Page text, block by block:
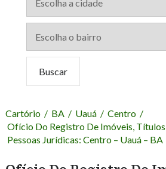
Cartório / BA / Uauá / Centro /
Ofício Do Registro De Imóveis, Títulos
Pessoas Jurídicas: Centro – Uauá – BA